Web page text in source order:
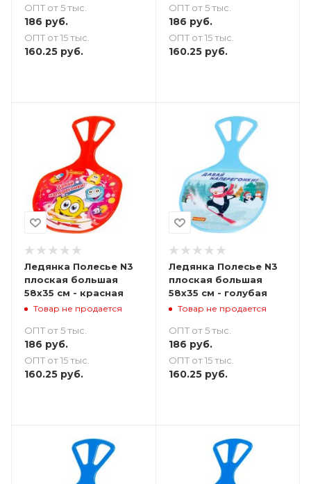
ОПТ от 5 тыс.
186 руб.
ОПТ от 15 тыс.
160.25 руб.
ОПТ от 5 тыс.
186 руб.
ОПТ от 15 тыс.
160.25руб.
Ледянка Полесье N3
плоская большая
58х35 см - красная
Товар не продается
ОПТ от 5 тыс.
186 руб.
ОПТ от 15 тыс.
160.25 руб.
Ледянка Полесье N3
плоская большая
58х35 см - голубая
Товар не продается
ОПТ от 5 тыс.
186 руб.
ОПТ от 15 тыс.
160.25руб.